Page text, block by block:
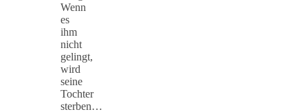
Wenn
es
ihm
nicht
gelingt,
wird
seine
Tochter
sterben…